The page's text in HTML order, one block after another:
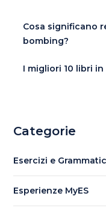
Cosa significano
bombing?
I migliori 10 libri
Categorie
Esercizi e
Esperienze MyES